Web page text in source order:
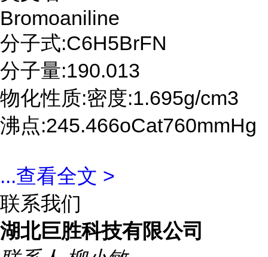
Bromoaniline
分子式:C6H5BrFN
分子量:190.013
物化性质:密度:1.695g/cm3
沸点:245.466oCat760mmHg
...查看全文 >
联系我们
湖北巨胜科技有限公司